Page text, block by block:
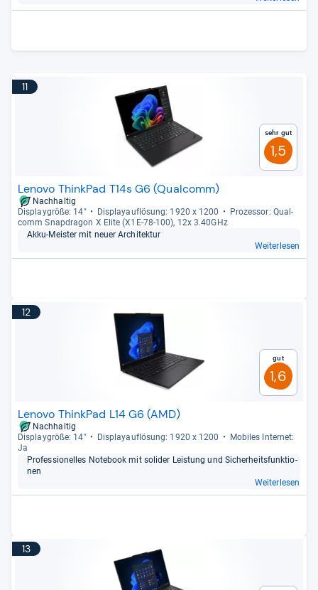
11
Sehr gut
1,5
Lenovo ThinkPad T14s G6 (Qualcomm)
Nachhaltig
Dis­play­größe: 14"
Dis­pla­yauf­lö­sung: 1920 x 1200
Pro­zes­sor: Qual­
comm Snap­dra­gon X Elite (X1E-​78-​100), 12x 3.40GHz
Akku-​Meis­ter mit neuer Archi­tek­tur
Weiterlesen
12
Gut
1,6
Lenovo ThinkPad L14 G6 (AMD)
Nachhaltig
Dis­play­größe: 14"
Dis­pla­yauf­lö­sung: 1920 x 1200
Mobi­les Inter­net:
Ja
Pro­fes­sio­nel­les Note­book mit soli­der Leis­tung und Sicher­heits­funk­tio­
nen
Weiterlesen
13